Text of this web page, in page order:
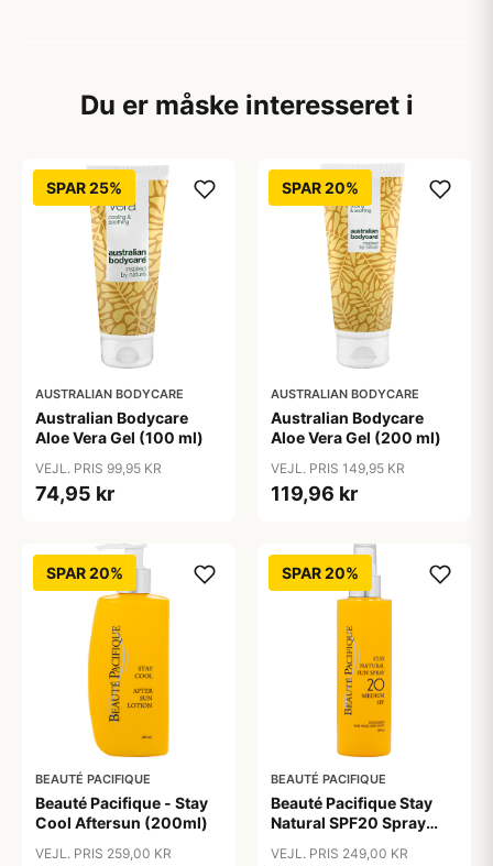
Du er måske interesseret i
SPAR 25%
AUSTRALIAN BODYCARE
Australian Bodycare
Aloe Vera Gel (100 ml)
VEJL. PRIS 99,95 KR
74,95 kr
SPAR 20%
AUSTRALIAN BODYCARE
Australian Bodycare
Aloe Vera Gel (200 ml)
VEJL. PRIS 149,95 KR
119,96 kr
SPAR 20%
BEAUTÉ PACIFIQUE
Beauté Pacifique - Stay
Cool Aftersun (200ml)
VEJL. PRIS 259,00 KR
SPAR 20%
BEAUTÉ PACIFIQUE
Beauté Pacifique Stay
Natural SPF20 Spray
VEJL. PRIS 249,00 KR